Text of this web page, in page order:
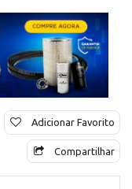
Adicionar Favorito
Compartilhar